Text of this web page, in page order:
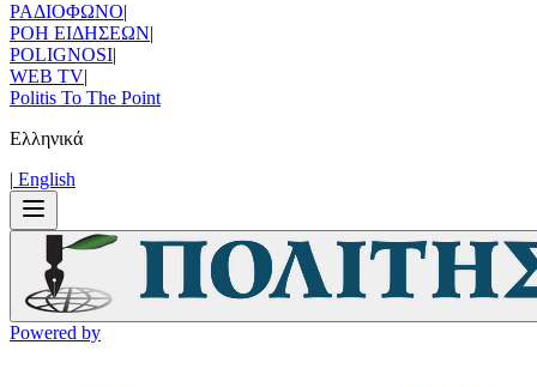
ΡΑΔΙΟΦΩΝΟ|
ΡΟΗ ΕΙΔΗΣΕΩΝ|
POLIGNOSI|
WEB TV|
Politis To The Point
Ελληνικά
| Εnglish
Powered by